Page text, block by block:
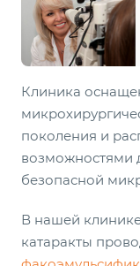
Клиника
поколения и
возможностями
безопасной
В нашей
катаракты